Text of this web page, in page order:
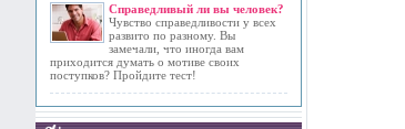
Справедливый ли вы человек?
Чувство справедливости у всех
развито по разному. Вы
замечали, что иногда вам
приходится думать о мотиве своих
поступков? Пройдите тест!